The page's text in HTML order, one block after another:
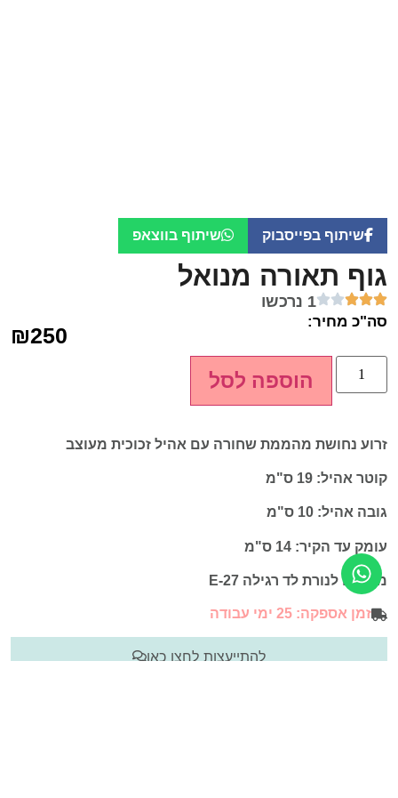
שיתוף בפייסבוק שיתוף בווצאפ
גוף תאורה מנואל
1 נרכשו
סה"כ מחיר:
₪250
הוספה לסל
זרוע נחושת מהממת שחורה עם אהיל זכוכית מעוצב
קוטר אהיל: 19 ס"מ
גובה אהיל: 10 ס"מ
עומק עד הקיר: 14 ס"מ
מתאים לנורת לד רגילה E-27
זמן אספקה: 25 ימי עבודה
להתייעצות לחצו כאן